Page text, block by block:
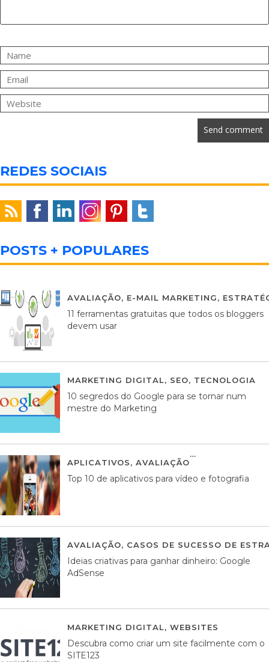
REDES SOCIAIS
POSTS + POPULARES
AVALIAÇÃO, E-MAIL MARKETING,
11 ferramentas gratuitas que todos os bloggers
devem usar
MARKETING DIGITAL, SEO, TECNOLOGIA
10 segredos do Google para se tornar num
mestre do Marketing
APLICATIVOS, AVALIAÇÃO
Top 10 de aplicativos para vídeo e fotografia
AVALIAÇÃO, CASOS DE SUCESSO DE
Ideias criativas para ganhar dinheiro: Google
AdSense
MARKETING DIGITAL, WEBSITES
Descubra como criar um site facilmente com o
SITE123